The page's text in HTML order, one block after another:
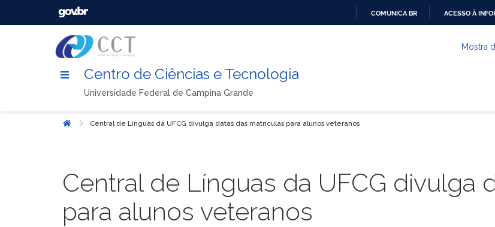
COMUNICA BR ACESSO À
Mostra
Centro de Ciências e Tecnologia
Universidade Federal de Campina Grande
Início Central de Línguas da UFCG divulga datas das matrículas para alunos veteranos
Central de Línguas da UFCG divulga
para alunos veteranos